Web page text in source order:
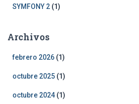
SYMFONY 2 (1)
Archivos
febrero 2026 (1)
octubre 2025 (1)
octubre 2024 (1)